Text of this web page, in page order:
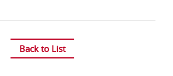
Back to List